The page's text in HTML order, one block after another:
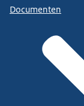
Documenten